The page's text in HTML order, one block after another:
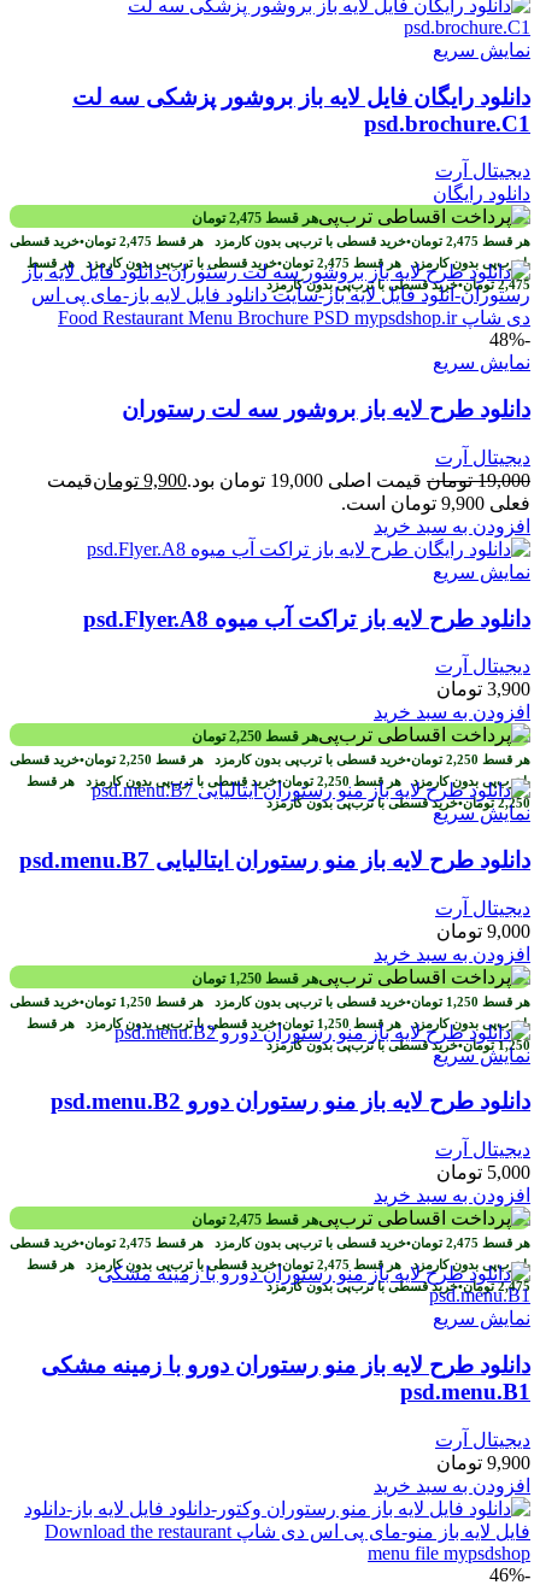
نمایش سریع
دانلود رایگان فایل لایه باز بروشور پزشکی سه لت
psd.brochure.C1
دیجیتال آرت
دانلود رایگان
هر قسط 2,475 تومان
هر قسط 2,475 تومان•خرید قسطی با ترب‌پی بدون کارمزد هر قسط 2,475 تومان•خرید قسطی
با ترب‌پی بدون کارمزد هر قسط 2,475 تومان•خرید قسطی با ترب‌پی بدون کارمزد هر قسط
2,475 تومان•خرید قسطی با ترب‌پی بدون کارمزد
-48%
نمایش سریع
دانلود طرح لايه باز بروشور سه لت رستوران
دیجیتال آرت
19,000 تومان قیمت اصلی 19,000 تومان بود. 9,900 تومانقیمت
فعلی 9,900 تومان است.
افزودن به سبد خرید
نمایش سریع
دانلود طرح لايه باز تراکت آب میوه psd.Flyer.A8
دیجیتال آرت
3,900 تومان
افزودن به سبد خرید
هر قسط 2,250 تومان
هر قسط 2,250 تومان•خرید قسطی با ترب‌پی بدون کارمزد هر قسط 2,250 تومان•خرید قسطی
با ترب‌پی بدون کارمزد هر قسط 2,250 تومان•خرید قسطی با ترب‌پی بدون کارمزد هر قسط
2,250 تومان•خرید قسطی با ترب‌پی بدون کارمزدنمایش سریع
دانلود طرح لایه باز منو رستوران ایتالیایی psd.menu.B7
دیجیتال آرت
9,000 تومان
افزودن به سبد خرید
هر قسط 1,250 تومان
هر قسط 1,250 تومان•خرید قسطی با ترب‌پی بدون کارمزد هر قسط 1,250 تومان•خرید قسطی
با ترب‌پی بدون کارمزد هر قسط 1,250 تومان•خرید قسطی با ترب‌پی بدون کارمزد هر قسط
1,250 تومان•خرید قسطی با ترب‌پی بدون کارمزدنمایش سریع
دانلود طرح لایه باز منو رستوران دورو psd.menu.B2
دیجیتال آرت
5,000 تومان
افزودن به سبد خرید
هر قسط 2,475 تومان
هر قسط 2,475 تومان•خرید قسطی با ترب‌پی بدون کارمزد هر قسط 2,475 تومان•خرید قسطی
با ترب‌پی بدون کارمزد هر قسط 2,475 تومان•خرید قسطی با ترب‌پی بدون کارمزد هر قسط
2,475 تومان•خرید قسطی با ترب‌پی بدون کارمزد
نمایش سریع
دانلود طرح لایه باز منو رستوران دورو با زمینه مشکی
psd.menu.B1
دیجیتال آرت
9,900 تومان
افزودن به سبد خرید
-46%